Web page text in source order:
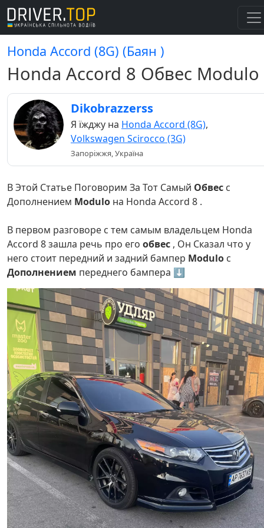
Honda Accord (8G) (Баян )
Honda Accord 8 Обвес Modulo
Dikobrazzerss
Я їжджу на Honda Accord (8G),
Volkswagen Scirocco (3G)
Запоріжжя, Україна
В Этой Статье Поговорим За Тот Самый Обвес с
Дополнением Modulo на Honda Accord 8 .
В первом разговоре с тем самым владельцем Honda
Accord 8 зашла речь про его обвес , Он Сказал что у
него стоит передний и задний бампер Modulo с
Дополнением переднего бампера ⬇️